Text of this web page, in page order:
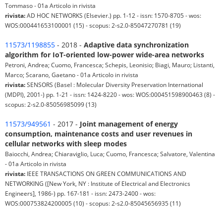
Tommaso - 01a Articolo in rivista
rivista:AD HOC NETWORKS (Elsevier.) pp. 1-12 - issn: 1570-8705 - wos:
WOS:000441653100001 (15) - scopus: 2-s2.0-85047270781 (19)
11573/1198855 - 2018 - Adaptive data synchronization
algorithm for IoT-oriented low-power wide-area networks
Petroni, Andrea; Cuomo, Francesca; Schepis, Leonisio; Biagi, Mauro; Listanti,
Marco; Scarano, Gaetano - 01a Articolo in rivista
rivista:SENSORS (Basel : Molecular Diversity Preservation International
(MDPI), 2001-) pp. 1-21 - issn: 1424-8220 - wos: WOS:000451598900463 (8) -
scopus: 2-s2.0-85056985099 (13)
11573/949561 - 2017 - Joint management of energy
consumption, maintenance costs and user revenues in
cellular networks with sleep modes
Baiocchi, Andrea; Chiaraviglio, Luca; Cuomo, Francesca; Salvatore, Valentina
- 01a Articolo in rivista
rivista: IEEE TRANSACTIONS ON GREEN COMMUNICATIONS AND
NETWORKING ([New York, NY : Institute of Electrical and Electronics
Engineers], 1986-) pp. 167-181 - issn: 2473-2400 - wos:
WOS:000753824200005 (10) - scopus: 2-s2.0-85045656935 (11)